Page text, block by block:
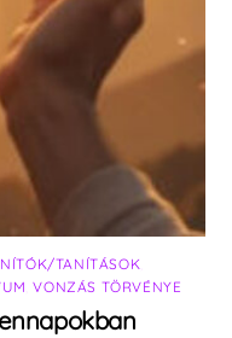
TANÍTÁSOK
,VONZÁS TÖRVÉNYE